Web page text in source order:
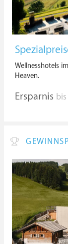
Wellnesshotels
Heaven.
Ersparnis